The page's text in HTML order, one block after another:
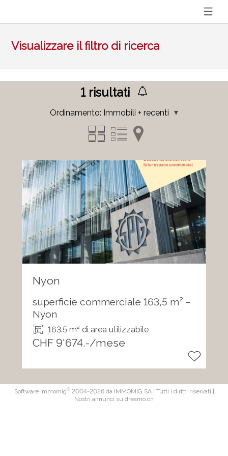
Visualizzare il filtro di ricerca
1risultati
Ordinamento: Immobili + recenti
Nyon
superficie commerciale 163,5 m² –
Nyon
163.5 m² di area utilizzabile
CHF 9'674.-/mese
Software Immomig®2004-2026 da IMMOMIG SA | Tutti i diritti riservati |
Nostri annunci su dreamo.ch